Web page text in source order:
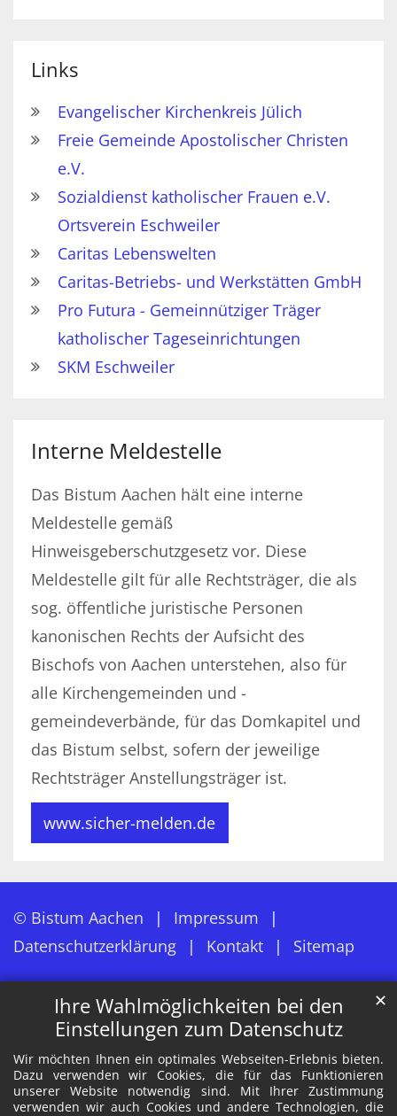
Ihre Wahlmöglichkeiten bei den
Einstellungen zum Datenschutz
Wir möchten Ihnen ein optimales Webseiten-Erlebnis bieten.
Dazu verwenden wir Cookies, die für das Funktionieren
unserer Website notwendig sind. Mit Ihrer Zustimmung
verwenden wir auch Cookies und andere Technologien, die
✕
Links
Evangelischer Kirchenkreis Jülich
Freie Gemeinde Apostolischer Christen
e.V.
Sozialdienst katholischer Frauen e.V.
Ortsverein Eschweiler
Caritas Lebenswelten
Caritas-Betriebs- und Werkstätten GmbH
Pro Futura - Gemeinnütziger Träger
katholischer Tageseinrichtungen
SKM Eschweiler
Interne Meldestelle
Das Bistum Aachen hält eine interne
Meldestelle gemäß
Hinweisgeberschutzgesetz vor. Diese
Meldestelle gilt für alle Rechtsträger, die als
sog. öffentliche juristische Personen
kanonischen Rechts der Aufsicht des
Bischofs von Aachen unterstehen, also für
alle Kirchengemeinden und -
gemeindeverbände, für das Domkapitel und
das Bistum selbst, sofern der jeweilige
Rechtsträger Anstellungsträger ist.
www.sicher-melden.de
© Bistum Aachen
Impressum
Datenschutzerklärung
Kontakt Sitemap